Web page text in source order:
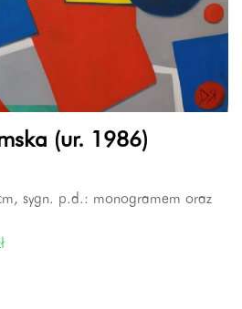
(ur. 1986)
sygn. p.d.: monogramem oraz